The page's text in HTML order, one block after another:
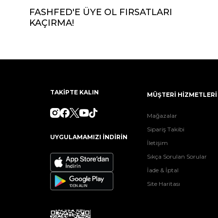
FASHFED'E ÜYE OL FIRSATLARI
KAÇIRMA!
TAKİPTE KALIN
UYGULAMAMIZI İNDİRİN
MÜŞTERİ HİZMETLERİ
Mağazalar
Sipariş Takibi
İletişim
Sıkça Sorulan Sorular
İade & İptal
Site Haritası